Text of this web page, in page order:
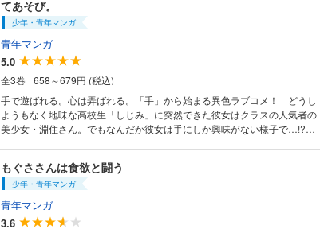
てあそび。
少年・青年マンガ
青年マンガ
5.0
全3巻
658～679円 (税込)
手で遊ばれる。心は弄ばれる。「手」から始まる異色ラブコメ！ どうし
ようもなく地味な高校生「しじみ」に突然できた彼女はクラスの人気者の
美少女・淵住さん。でもなんだか彼女は手にしか興味がない様子で…!?
もぐささんは食欲と闘う
少年・青年マンガ
青年マンガ
3.6